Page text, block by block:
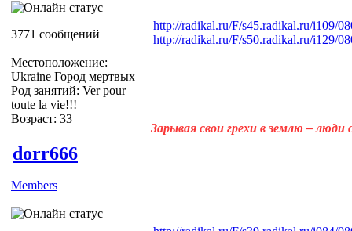
3771 сообщений
Местоположение:
Ukraine Город мертвых
Род занятий: Ver pour
toute la vie!!!
Возраст: 33
http://radikal.ru/F/s45.radikal.ru/i109/
http://radikal.ru/F/s50.radikal.ru/i129/
Зарывая свои грехи в землю –
dorr666
Members